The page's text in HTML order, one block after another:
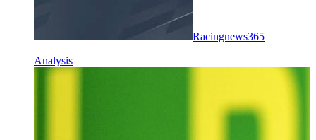
Racingnews365
Analysis